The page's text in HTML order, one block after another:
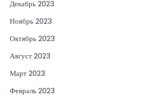
Декабрь 2023
Ноябрь 2023
Октябрь 2023
Август 2023
Март 2023
Февраль 2023